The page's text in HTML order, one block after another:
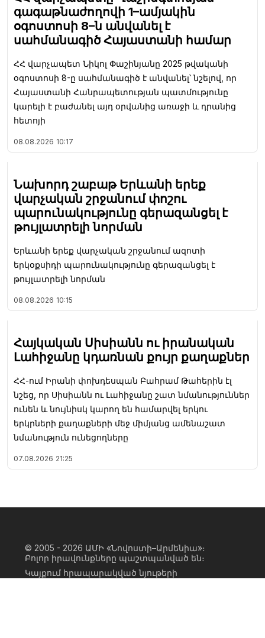
գագաթնաժողովի 1–ամյակին
օգոստոսի 8–ն անվանել է
սահմանագիծ Հայաստանի համար
ՀՀ վարչապետ Նիկոլ Փաշինյանը 2025 թվականի
օգոստոսի 8-ը սահմանագիծ է անվանել՝ նշելով, որ
Հայաստանի Հանրապետության պատմությունը
կարելի է բաժանել այդ օրվանից առաջի և դրանից
հետոյի
08.08.2026 10:17
Նախորդ շաբաթ Երևանի երեք
վարչական շրջանում փոշու
պարունակությունը գերազանցել է
թույլատրելի նորման
Երևանի երեք վարչական շրջանում ազոտի
երկօքսիդի պարունակությունը գերազանցել է
թույլատրելի նորման
08.08.2026 10:15
Հայկական Սիսիանն ու իրանական
Լահիջանը կդառնան քույր քաղաքներ
ՀՀ-ում Իրանի փոխդեսպան Բահրամ Թահերին էլ
նշեց, որ Սիսիանն ու Լահիջանը շատ նմանություններ
ունեն և նույնիսկ կարող են համարվել երկու
երկրների քաղաքների մեջ միմյանց ամենաշատ
նմանություն ունեցողները
07.08.2026 21:25
© 2005 - 2026 ԱՄԻ «Նովոստի–Արմենիա»։
Բոլոր իրավունքները պաշտպանված են։
Կայքում հրապարակված նյութերի